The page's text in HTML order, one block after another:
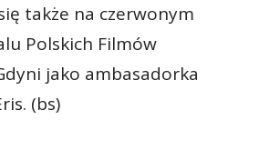
także na czerwonym
Polskich Filmów
jako ambasadorka
(bs)